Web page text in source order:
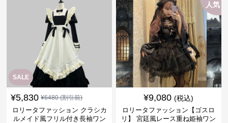
SALE
¥5,830 ¥6480(割引前)
ロリータファッション クラシカ
ルメイド風フリル付き長袖ワン
人気
¥9,080 (税込)
ロリータファッション【ゴスロ
リ】 宮廷風レース重ね姫袖ワン